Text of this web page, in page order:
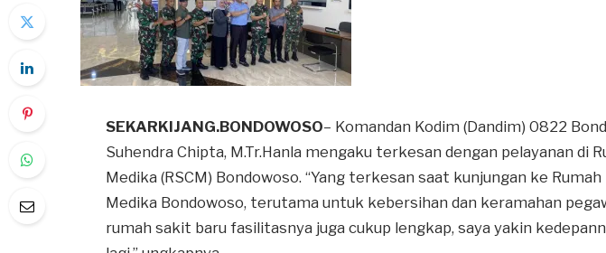
SEKARKIJANG.BONDOWOSO– Komandan Kodim (Dandim) 0822
Suhendra Chipta, M.Tr.Hanla mengaku terkesan dengan pelayanan di
Medika (RSCM) Bondowoso. “Yang terkesan saat kunjungan ke
Medika Bondowoso, terutama untuk kebersihan dan keramahan
rumah sakit baru fasilitasnya juga cukup lengkap, saya yakin